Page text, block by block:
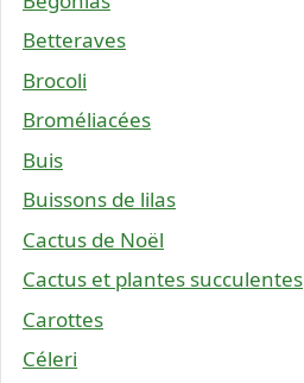
Betteraves
Brocoli
Broméliacées
Buis
Buissons de lilas
Cactus de Noël
Cactus et plantes succulentes
Carottes
Céleri